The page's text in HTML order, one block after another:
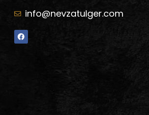
info@nevzatulger.com